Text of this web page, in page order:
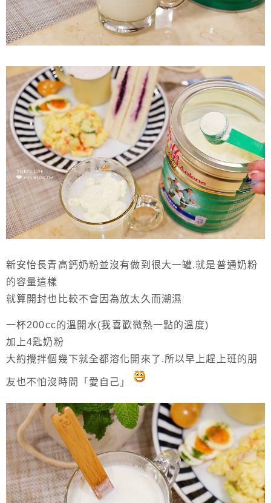
新安怡長青高鈣奶粉並沒有做到很大一罐.就是普通奶粉
的容量這樣
就算開封也比較不會因為放太久而潮濕
一杯200cc的溫開水(我喜歡微熱一點的溫度)
加上4匙奶粉
大約攪拌個幾下就全都溶化開來了.所以早上趕上班的朋
友也不怕沒時間「愛自己」